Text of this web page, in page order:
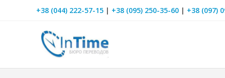
+38 (044) 222-57-15 | +38 (095) 250-35-60 | +38 (097)